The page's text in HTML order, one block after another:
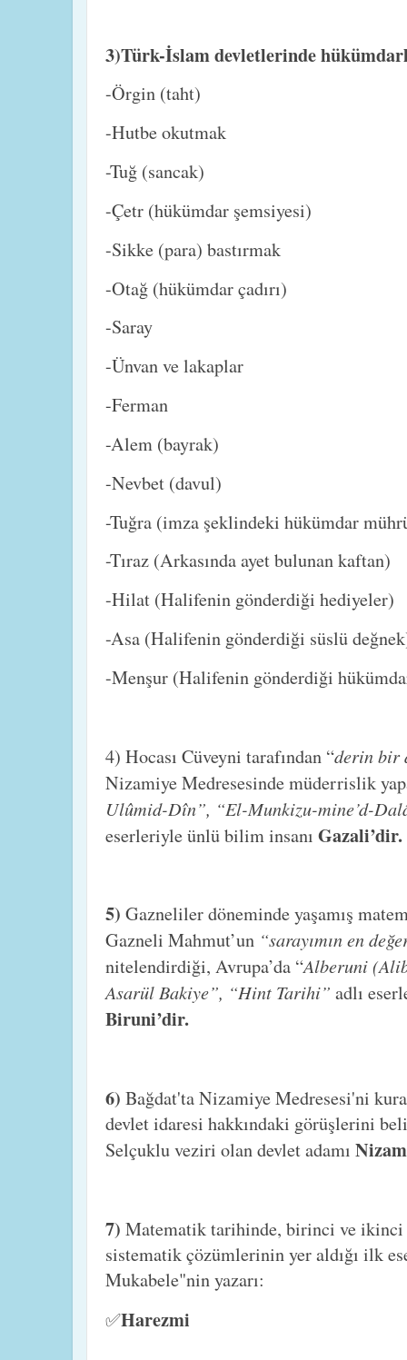
3)Türk-İslam devletlerinde
-Örgin (taht)
-Hutbe okutmak
-Tuğ (sancak)
-Çetr (hükümdar şemsiyesi)
-Sikke (para) bastırmak
-Otağ (hükümdar çadırı)
-Saray
-Ünvan ve lakaplar
-Ferman
-Alem (bayrak)
-Nevbet (davul)
-Tuğra (imza şeklindeki hükümdar
-Tıraz (Arkasında ayet bulunan kaftan)
-Hilat (Halifenin gönderdiği hediyeler)
-Asa (Halifenin gönderdiği süslü
-Menşur (Halifenin gönderdiği
4) Hocası Cüveyni tarafından “derin bir
Nizamiye Medresesinde müderrislik
Ulûmid-Dîn”, “El-Munkizu-mine’d-
eserleriyle ünlü bilim insanı Gazali’dir.
5) Gazneliler döneminde yaşamış
Gazneli Mahmut’un “sarayımın en
nitelendirdiği, Avrupa’da “Alberuni
Asarül Bakiye”, “Hint Tarihi” adlı
Biruni’dir.
6) Bağdat'ta Nizamiye Medresesi'ni
devlet idaresi hakkındaki görüşlerini
Selçuklu veziri olan devlet adamı
7) Matematik tarihinde, birinci ve ikinci
sistematik çözümlerinin yer aldığı ilk
Mukabele"nin yazarı:
✅Harezmi